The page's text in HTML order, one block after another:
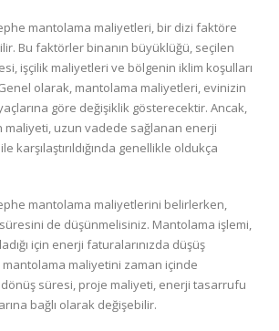
mantolama maliyetleri, bir dizi faktöre
Bu faktörler binanın büyüklüğü, seçilen
işçilik maliyetleri ve bölgenin iklim koşulları
olarak, mantolama maliyetleri, evinizin
göre değişiklik gösterecektir. Ancak,
maliyeti, uzun vadede sağlanan enerji
karşılaştırıldığında genellikle oldukça
mantolama maliyetlerini belirlerken,
de düşünmelisiniz. Mantolama işlemi,
için enerji faturalarınızda düşüş
maliyetini zaman içinde
dönüş süresi, proje maliyeti, enerji tasarrufu
bağlı olarak değişebilir.